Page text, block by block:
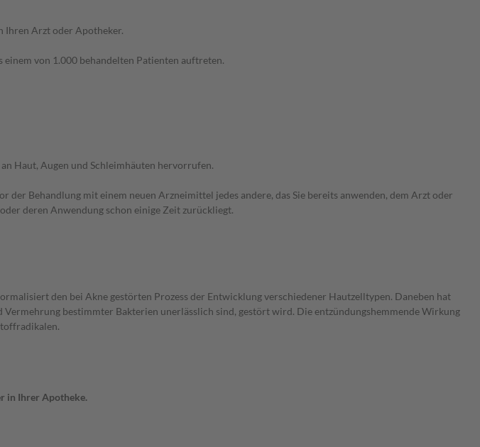
Ihren Arzt oder Apotheker.
von 1.000 behandelten Patienten auftreten.
an Haut, Augen und Schleimhäuten hervorrufen.
Behandlung mit einem neuen Arzneimittel jedes andere, das Sie bereits anwenden, dem Arzt oder
deren Anwendung schon einige Zeit zurückliegt.
den bei Akne gestörten Prozess der Entwicklung verschiedener Hautzelltypen. Daneben hat
bestimmter Bakterien unerlässlich sind, gestört wird. Die entzündungshemmende Wirkung
in Ihrer Apotheke.